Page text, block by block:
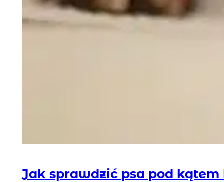
Jak sprawdzić psa pod kątem